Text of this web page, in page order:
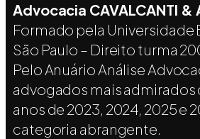
Advocacia CAVALCANTI &
Formado pela Universidade
São Paulo – Direito turma
Pelo Anuário Análise
advogados mais admirados
anos de 2023, 2024, 2025 e
categoria abrangente.